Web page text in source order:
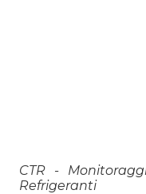
CTR -
Refrigeranti